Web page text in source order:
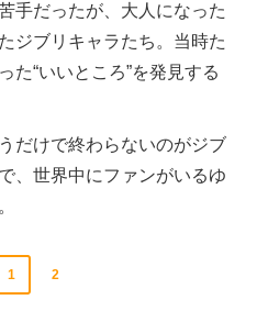
手だったが、大人になった
ジブリキャラたち。当時た
た“いいところ”を発見する
だけで終わらないのがジブ
、世界中にファンがいるゆ
1 2